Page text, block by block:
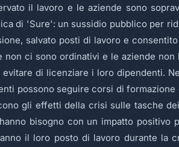
il lavoro e le aziende sono
di 'Sure': un sussidio pubblico per
salvato posti di lavoro e
non ci sono ordinativi e le aziende
di licenziare i loro dipendenti.
possono seguire corsi di
gli effetti della crisi sulle tasche
bisogno con un impatto positivo
il loro posto di lavoro durante la